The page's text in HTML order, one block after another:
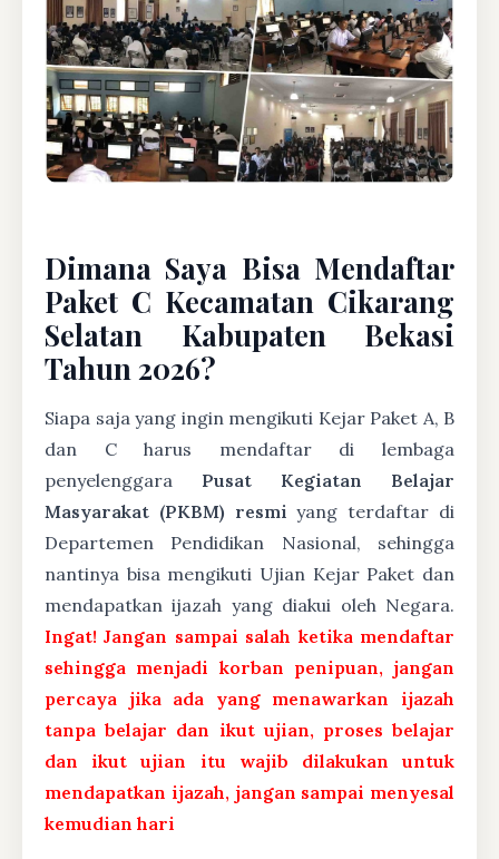
Dimana Saya Bisa Mendaftar
Paket C Kecamatan Cikarang
Selatan Kabupaten Bekasi
Tahun 2026?
Siapa saja yang ingin mengikuti Kejar Paket A, B
dan C harus mendaftar di lembaga
penyelenggara Pusat Kegiatan Belajar
Masyarakat (PKBM) resmi yang terdaftar di
Departemen Pendidikan Nasional, sehingga
nantinya bisa mengikuti Ujian Kejar Paket dan
mendapatkan ijazah yang diakui oleh Negara.
Ingat! Jangan sampai salah ketika mendaftar
sehingga menjadi korban penipuan, jangan
percaya jika ada yang menawarkan ijazah
tanpa belajar dan ikut ujian, proses belajar
dan ikut ujian itu wajib dilakukan untuk
mendapatkan ijazah, jangan sampai menyesal
kemudian hari